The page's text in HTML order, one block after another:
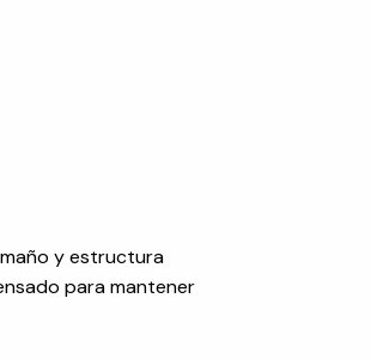
y estructura
para mantener